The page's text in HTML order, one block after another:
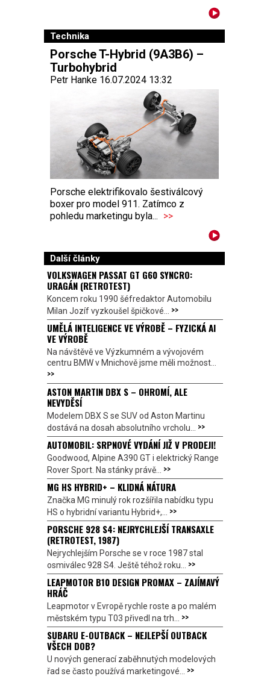
Technika
Porsche T-Hybrid (9A3B6) –
Turbohybrid
Petr Hanke 16.07.2024 13:32
Porsche elektrifikovalo šestiválcový
boxer pro model 911. Zatímco z
pohledu marketingu byla... >>
Další články
VOLKSWAGEN PASSAT GT G60 SYNCRO:
URAGÁN (RETROTEST)
Koncem roku 1990 šéfredaktor Automobilu
Milan Jozíf vyzkoušel špičkové... >>
UMĚLÁ INTELIGENCE VE VÝROBĚ – FYZICKÁ AI
VE VÝROBĚ
Na návštěvě ve Výzkumném a vývojovém
centru BMW v Mnichově jsme měli možnost...
>>
ASTON MARTIN DBX S – OHROMÍ, ALE
NEVYDĚSÍ
Modelem DBX S se SUV od Aston Martinu
dostává na dosah absolutního vrcholu... >>
AUTOMOBIL: SRPNOVÉ VYDÁNÍ JIŽ V PRODEJI!
Goodwood, Alpine A390 GT i elektrický Range
Rover Sport. Na stánky právě... >>
MG HS HYBRID+ – KLIDNÁ NÁTURA
Značka MG minulý rok rozšířila nabídku typu
HS o hybridní variantu Hybrid+,... >>
PORSCHE 928 S4: NEJRYCHLEJŠÍ TRANSAXLE
(RETROTEST, 1987)
Nejrychlejším Porsche se v roce 1987 stal
osmiválec 928 S4. Ještě téhož roku... >>
LEAPMOTOR B10 DESIGN PROMAX – ZAJÍMAVÝ
HRÁČ
Leapmotor v Evropě rychle roste a po malém
městském typu T03 přivedl na trh... >>
SUBARU E-OUTBACK – NEJLEPŠÍ OUTBACK
VŠECH DOB?
U nových generací zaběhnutých modelových
řad se často používá marketingové... >>